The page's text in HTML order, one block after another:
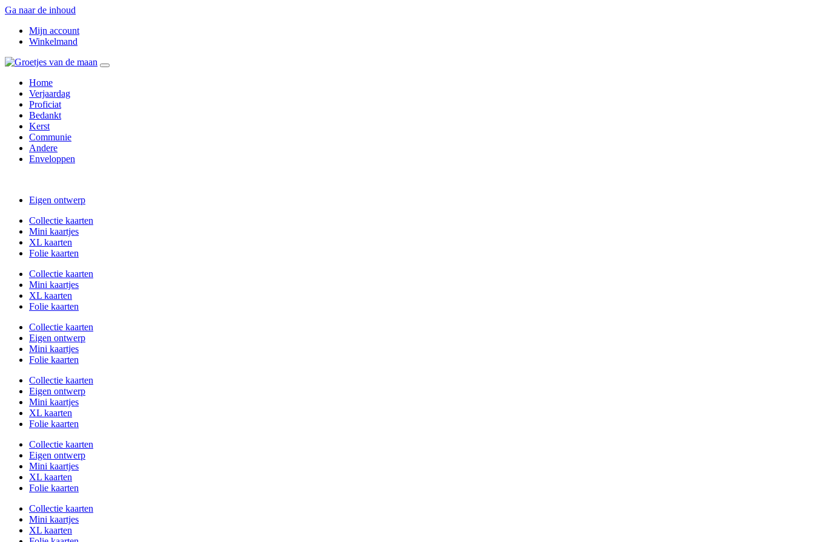
Ga naar de inhoud
Mijn account
Winkelmand
Home
Verjaardag
Proficiat
Bedankt
Kerst
Communie
Andere
Enveloppen
Eigen ontwerp
Collectie kaarten
Mini kaartjes
XL kaarten
Folie kaarten
Collectie kaarten
Mini kaartjes
XL kaarten
Folie kaarten
Collectie kaarten
Eigen ontwerp
Mini kaartjes
Folie kaarten
Collectie kaarten
Eigen ontwerp
Mini kaartjes
XL kaarten
Folie kaarten
Collectie kaarten
Eigen ontwerp
Mini kaartjes
XL kaarten
Folie kaarten
Collectie kaarten
Mini kaartjes
XL kaarten